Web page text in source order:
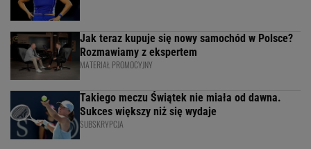
Jak teraz kupuje się nowy samochód w Polsce?
Rozmawiamy z ekspertem
MATERIAŁ PROMOCYJNY
Takiego meczu Świątek nie miała od dawna.
Sukces większy niż się wydaje
SUBSKRYPCJA